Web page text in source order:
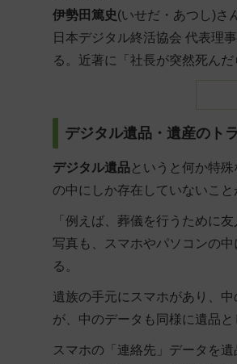
伊勢田篤史(いせだ・あつし)さ
日本デジタル終活協会 代表理
る。近著に「社長が突然死んだ
デジタル遺品・遺産のト
デジタル遺品というと何か特
の中にしか存在していないこと
「例えば、葬儀を行うために
写真も、スマホやパソコンの
る。
遺族の手元にスマホがあり、
が、中のデータも同様に遺品と
スマホの「連絡先」データを